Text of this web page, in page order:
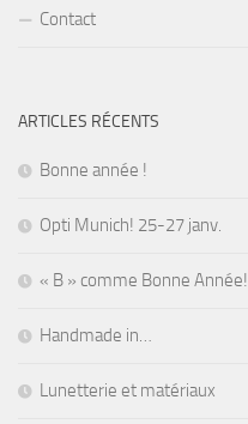
Contact
ARTICLES RÉCENTS
Bonne année !
Opti Munich! 25-27 janv.
« B » comme Bonne Année!
Handmade in…
Lunetterie et matériaux